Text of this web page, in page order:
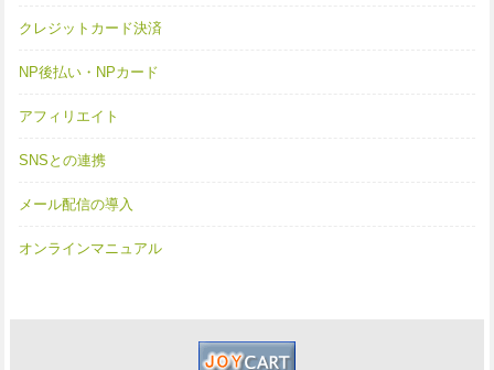
クレジットカード決済
NP後払い・NPカード
アフィリエイト
SNSとの連携
メール配信の導入
オンラインマニュアル